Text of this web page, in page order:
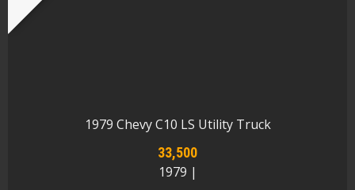
1979 Chevy C10 LS Utility Truck
33,500
1979 |